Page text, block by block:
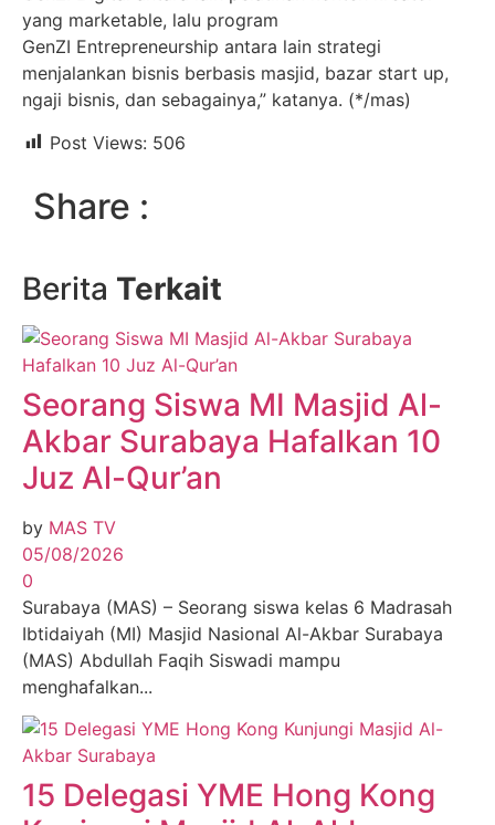
yang marketable, lalu program
GenZI Entrepreneurship antara lain strategi
menjalankan bisnis berbasis masjid, bazar start up,
ngaji bisnis, dan sebagainya,” katanya. (*/mas)
Post Views: 506
Share :
Berita Terkait
Seorang Siswa MI Masjid Al-
Akbar Surabaya Hafalkan 10
Juz Al-Qur’an
by MAS TV
05/08/2026
0
Surabaya (MAS) – Seorang siswa kelas 6 Madrasah
Ibtidaiyah (MI) Masjid Nasional Al-Akbar Surabaya
(MAS) Abdullah Faqih Siswadi mampu
menghafalkan...
15 Delegasi YME Hong Kong